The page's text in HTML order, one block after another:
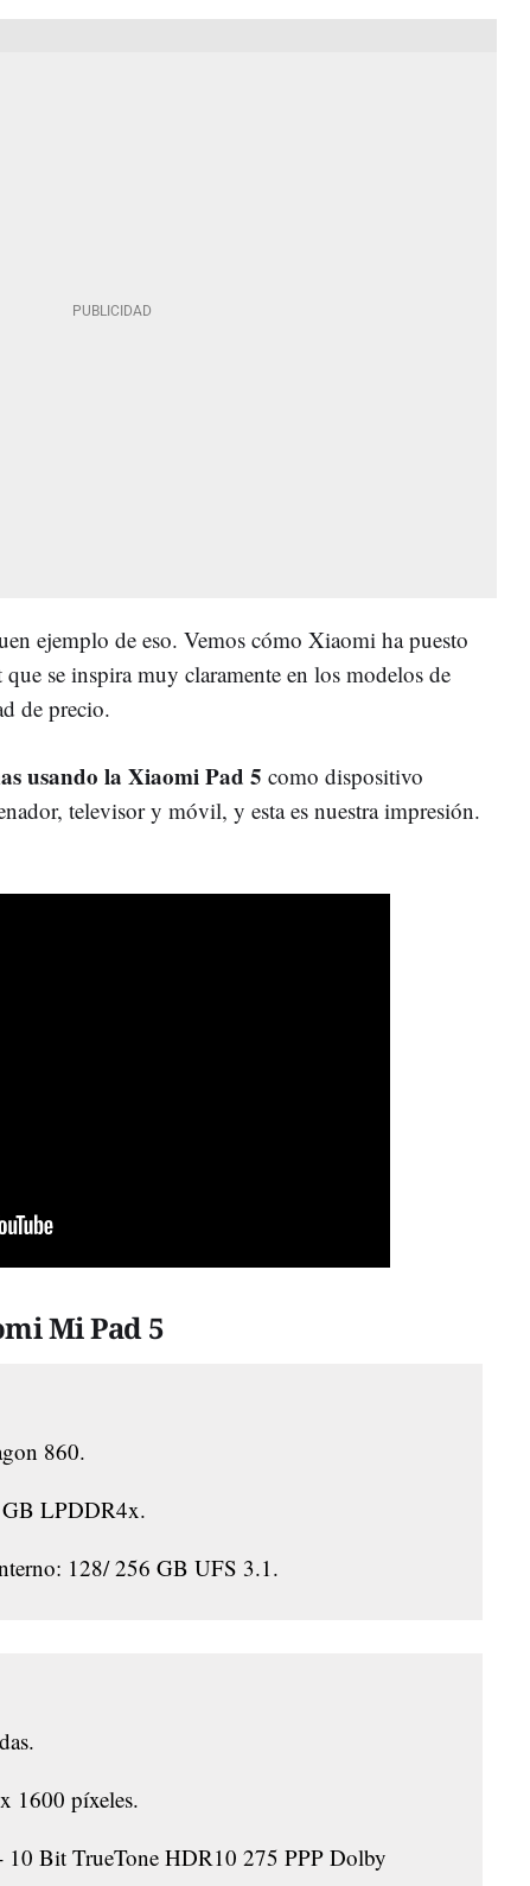
ejemplo de eso. Vemos cómo Xiaomi ha puesto
que se inspira muy claramente en los modelos de
de precio.
usando la Xiaomi Pad 5 como dispositivo
televisor y móvil, y esta es nuestra impresión.
Mi Pad 5
860.
LPDDR4x.
128/ 256 GB UFS 3.1.
1600 píxeles.
Bit TrueTone HDR10 275 PPP Dolby